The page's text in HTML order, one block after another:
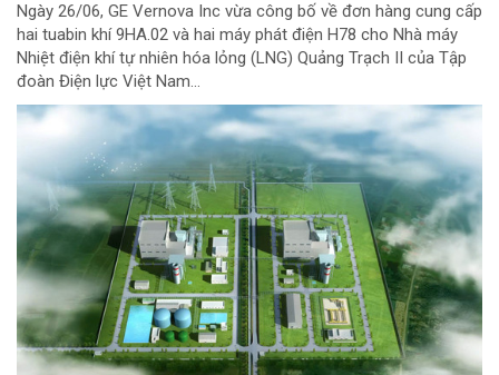
Ngày 26/06, GE Vernova Inc vừa công bố về đơn hàng cung cấp
hai tuabin khí 9HA.02 và hai máy phát điện H78 cho Nhà máy
Nhiệt điện khí tự nhiên hóa lỏng (LNG) Quảng Trạch II của Tập
đoàn Điện lực Việt Nam...